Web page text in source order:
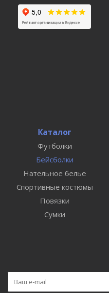
Каталог
Футболки
Бейсболки
Нательное белье
Спортивные костюмы
Повязки
Сумки